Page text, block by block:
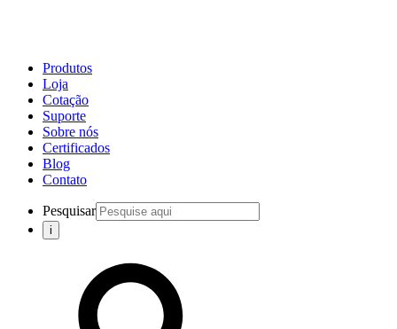
Produtos
Loja
Cotação
Suporte
Sobre nós
Certificados
Blog
Contato
Pesquisar